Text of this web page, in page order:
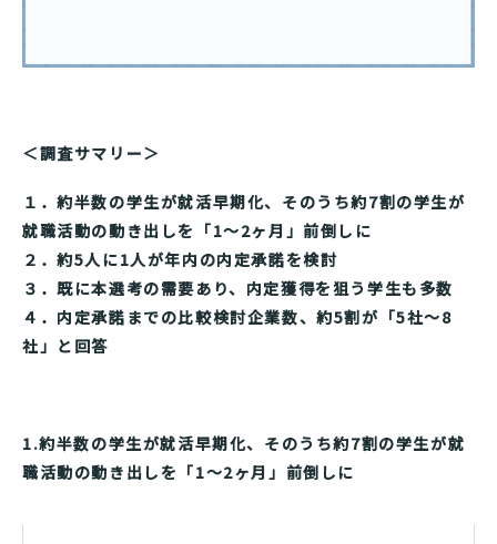
＜調査サマリー＞
１．約半数の学生が就活早期化、そのうち約7割の学生が
就職活動の動き出しを「1～2ヶ月」前倒しに
２．約5人に1人が年内の内定承諾を検討
３．既に本選考の需要あり、内定獲得を狙う学生も多数
４．内定承諾までの比較検討企業数、約5割が「5社〜8
社」と回答
1.約半数の学生が就活早期化、そのうち約7割の学生が就
職活動の動き出しを「1～2ヶ月」前倒しに